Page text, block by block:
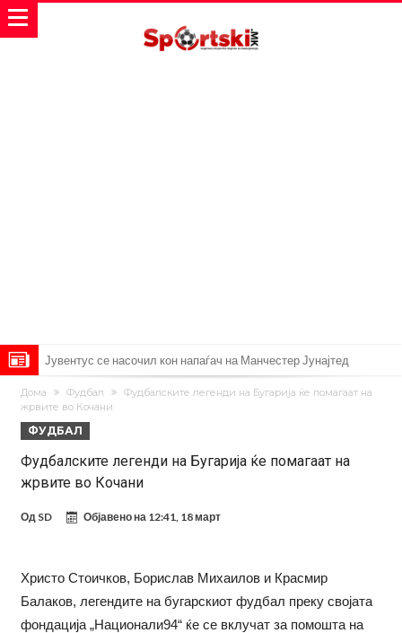
Јувентус се насочил кон напаѓач на Манчестер Јунајтед
Модриќ откри што го натерало да остане во Милан
Стотици навивачи го пречекаа Салах во Истанбул
Арсенал и Њукасл веќе се договорија, Гимарејш заминува
АРСЕНАЛ ГО ЛАДИ ШАМПАЊОТ: Винисиус на праг на Лондон!
Познат е следниот клуб на Душан Влаховиќ!
“А”
Лукаку бара нов клуб
Тотенхем започна преговори со Гакпо
Дома Фудбал
Фудбалските легенди на Бугарија ќе помагаат на
жрвите во Кочани
ФУДБАЛ
Фудбалските легенди на Бугарија ќе помагаат на
жрвите во Кочани
Од SD Објавено на 12:41, 18 март
Христо Стоичков, Борислав Михаилов и Красмир
Балаков, легендите на бугарскиот фудбал преку својата
фондација „Национали94“ ќе се вклучат за помошта на